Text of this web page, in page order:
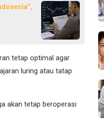
tetap optimal agar
luring atau tatap
akan tetap beroperasi